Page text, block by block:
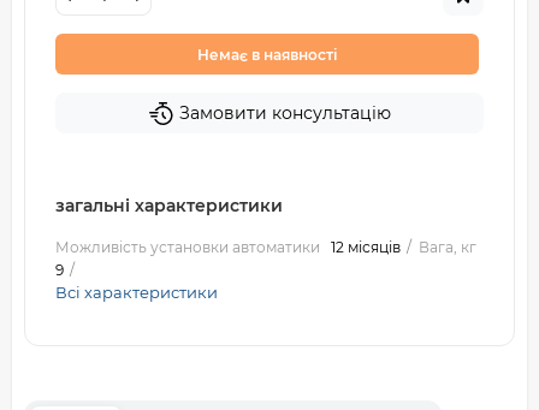
Немає в наявності
Замовити консультацію
загальні характеристики
Можливість установки автоматики 12 місяців
Вага, кг
9
Всі характеристики